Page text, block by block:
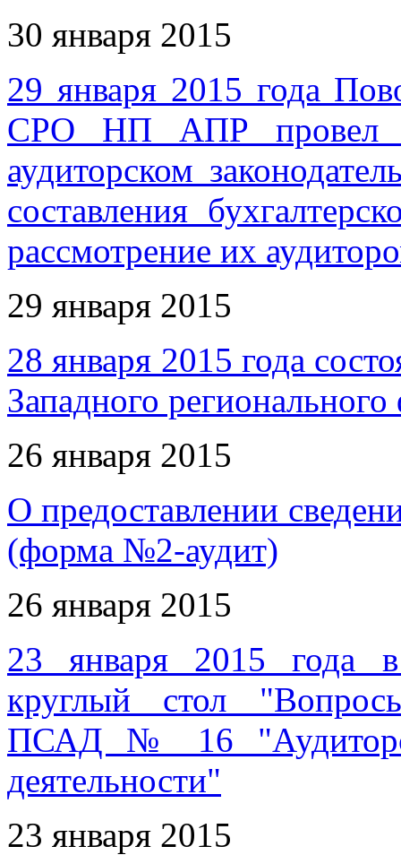
30 января 2015
29 января 2015 года
СРО НП АПР провел
аудиторском
составления
рассмотрение их
29 января 2015
28 января 2015 года
Западного
26 января 2015
О предоставлении
(форма №2-аудит)
26 января 2015
23 января 2015 года
круглый стол
ПСАД № 16
деятельности"
23 января 2015